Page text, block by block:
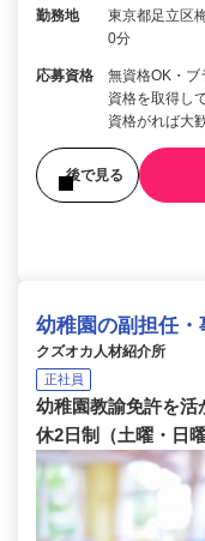
勤務地
東京都足立区
0分
応募資格
無資格OK・
資格を取得し
資格がれば大
後で見る
幼稚園の副担任・
クズオカ人材紹介所
正社員
幼稚園教諭免許を
休2日制（土曜・日曜